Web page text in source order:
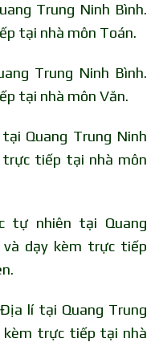
Trung Ninh Bình.
tại nhà môn Toán.
Trung Ninh Bình.
tại nhà môn Văn.
Quang Trung Ninh
trực tiếp tại nhà môn
tự nhiên tại Quang
và dạy kèm trực tiếp
lí tại Quang Trung
kèm trực tiếp tại nhà